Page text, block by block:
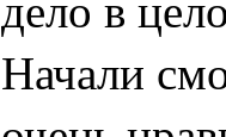
Начали